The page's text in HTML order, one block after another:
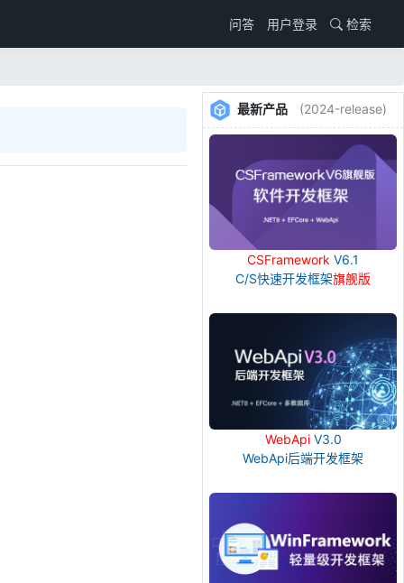
问答 用户登录 检索
最新产品 (2024-release)
CSFramework V6.1
C/S快速开发框架旗舰版
WebApiV3.0
WebApi后端开发框架